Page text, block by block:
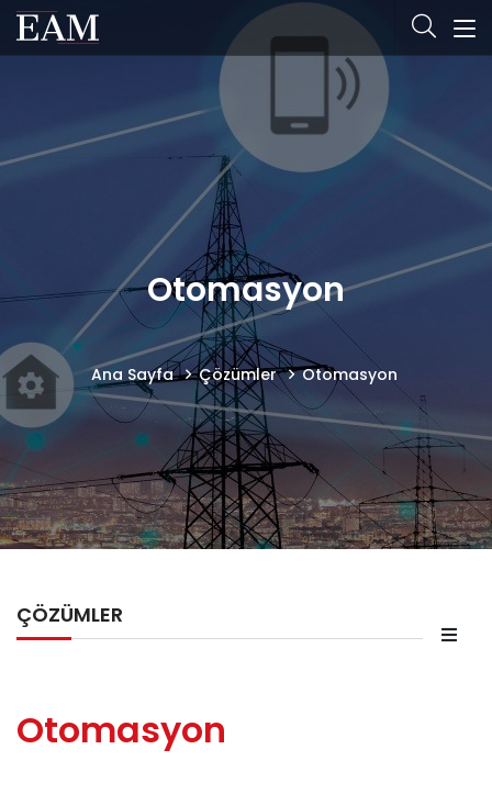
Otomasyon
Ana Sayfa Çözümler Otomasyon
ÇÖZÜMLER
Otomasyon